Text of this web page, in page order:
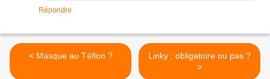
Répondre
< Masque au Téflon ?
Linky : obligatoire ou pas ?
>